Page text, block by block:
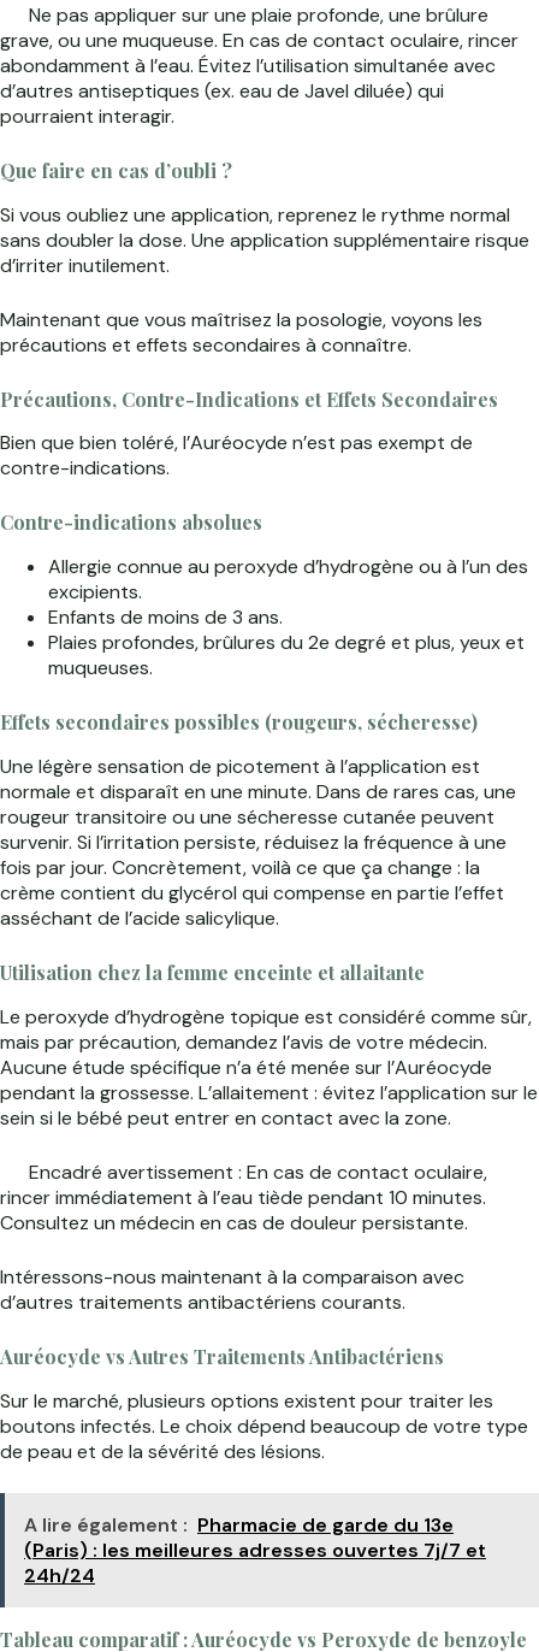
Ne pas appliquer sur une plaie profonde, une brûlure
grave, ou une muqueuse. En cas de contact oculaire, rincer
abondamment à l’eau. Évitez l’utilisation simultanée avec
d’autres antiseptiques (ex. eau de Javel diluée) qui
pourraient interagir.
Que faire en cas d’oubli ?
Si vous oubliez une application, reprenez le rythme normal
sans doubler la dose. Une application supplémentaire risque
d’irriter inutilement.
Maintenant que vous maîtrisez la posologie, voyons les
précautions et effets secondaires à connaître.
Précautions, Contre-Indications et Effets Secondaires
Bien que bien toléré, l’Auréocyde n’est pas exempt de
contre-indications.
Contre-indications absolues
Allergie connue au peroxyde d’hydrogène ou à l’un des
excipients.
Enfants de moins de 3 ans.
Plaies profondes, brûlures du 2e degré et plus, yeux et
muqueuses.
Effets secondaires possibles (rougeurs, sécheresse)
Une légère sensation de picotement à l’application est
normale et disparaît en une minute. Dans de rares cas, une
rougeur transitoire ou une sécheresse cutanée peuvent
survenir. Si l’irritation persiste, réduisez la fréquence à une
fois par jour. Concrètement, voilà ce que ça change : la
crème contient du glycérol qui compense en partie l’effet
asséchant de l’acide salicylique.
Utilisation chez la femme enceinte et allaitante
Le peroxyde d’hydrogène topique est considéré comme sûr,
mais par précaution, demandez l’avis de votre médecin.
Aucune étude spécifique n’a été menée sur l’Auréocyde
pendant la grossesse. L’allaitement : évitez l’application sur le
sein si le bébé peut entrer en contact avec la zone.
Encadré avertissement : En cas de contact oculaire,
rincer immédiatement à l’eau tiède pendant 10 minutes.
Consultez un médecin en cas de douleur persistante.
Intéressons-nous maintenant à la comparaison avec
d’autres traitements antibactériens courants.
Auréocyde vs Autres Traitements Antibactériens
Sur le marché, plusieurs options existent pour traiter les
boutons infectés. Le choix dépend beaucoup de votre type
de peau et de la sévérité des lésions.
A lire également : Pharmacie de garde du 13e
(Paris) : les meilleures adresses ouvertes 7j/7 et
24h/24
Tableau comparatif : Auréocyde vs Peroxyde de benzoyle